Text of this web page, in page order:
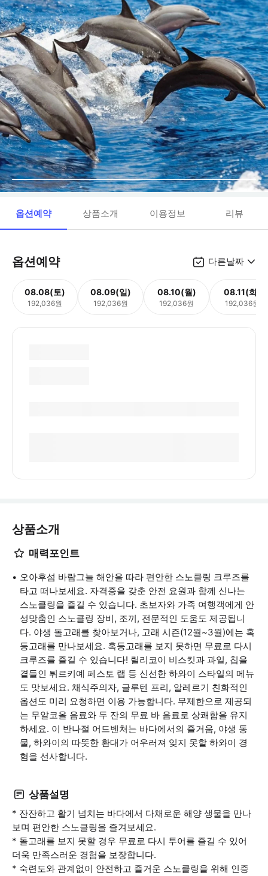
옵션예약 상품소개 이용정보 리뷰
옵션예약 다른날짜
08.08(토)
192,036원
08.09(일)
192,036원
08.10(월)
192,036원
08.11(화)
192,036원
상품소개
매력포인트
오아후섬 바람그늘 해안을 따라 편안한 스노클링 크루즈를
타고 떠나보세요. 자격증을 갖춘 안전 요원과 함께 신나는
스노클링을 즐길 수 있습니다. 초보자와 가족 여행객에게 안
성맞춤인 스노클링 장비, 조끼, 전문적인 도움도 제공됩니
다. 야생 돌고래를 찾아보거나, 고래 시즌(12월~3월)에는 혹
등고래를 만나보세요. 혹등고래를 보지 못하면 무료로 다시
크루즈를 즐길 수 있습니다! 릴리코이 비스킷과 과일, 칩을
곁들인 튀르키예 페스토 랩 등 신선한 하와이 스타일의 메뉴
도 맛보세요. 채식주의자, 글루텐 프리, 알레르기 친화적인
옵션도 미리 요청하면 이용 가능합니다. 무제한으로 제공되
는 무알코올 음료와 두 잔의 무료 바 음료로 상쾌함을 유지
하세요. 이 반나절 어드벤처는 바다에서의 즐거움, 야생 동
물, 하와이의 따뜻한 환대가 어우러져 잊지 못할 하와이 경
험을 선사합니다.
상품설명
* 잔잔하고 활기 넘치는 바다에서 다채로운 해양 생물을 만나
보며 편안한 스노클링을 즐겨보세요.
* 돌고래를 보지 못할 경우 무료로 다시 투어를 즐길 수 있어
더욱 만족스러운 경험을 보장합니다.
* 숙련도와 관계없이 안전하고 즐거운 스노클링을 위해 인증